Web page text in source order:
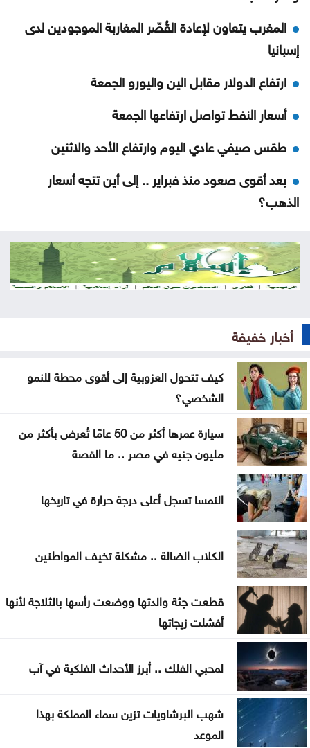
المغرب يتعاون لإعادة القُصّر المغاربة الموجودين لدى
إسبانيا
ارتفاع الدولار مقابل الين واليورو الجمعة
أسعار النفط تواصل ارتفاعها الجمعة
طقس صيفي عادي اليوم وارتفاع الأحد والاثنين
بعد أقوى صعود منذ فبراير .. إلى أين تتجه أسعار
الذهب؟
بعد موسم التخريج .. هل أصبحت الشهادة الجامعية
كافية؟
عن تهديدات المناخ في المغرب العربي
أخيراً العالم يكتشف سبتة
هل الزواج علاقة صحية
من كريم خان إلى بيدرو سانشيز… كلفة الوقوف مع
فلسطين
جون إسبوزيتو ومجتمعات الإسلام: أحد آخر النبلاء
دراسة حديثة: التحدث بأكثر من لغة يبطئ الشيخوخة
البيولوجية للدماغ
أخبار خفيفة
كيف تتحول العزوبية إلى أقوى محطة للنمو
الشخصي؟
سيارة عمرها أكثر من 50 عامًا تُعرض بأكثر من
مليون جنيه في مصر .. ما القصة
النمسا تسجل أعلى درجة حرارة في تاريخها
الكلاب الضالة .. مشكلة تخيف المواطنين
قطعت جثة والدتها ووضعت رأسها بالثلاجة لأنها
أفشلت زيجاتها
لمحبي الفلك .. أبرز الأحداث الفلكية في آب
شهب البرشاويات تزين سماء المملكة بهذا
الموعد